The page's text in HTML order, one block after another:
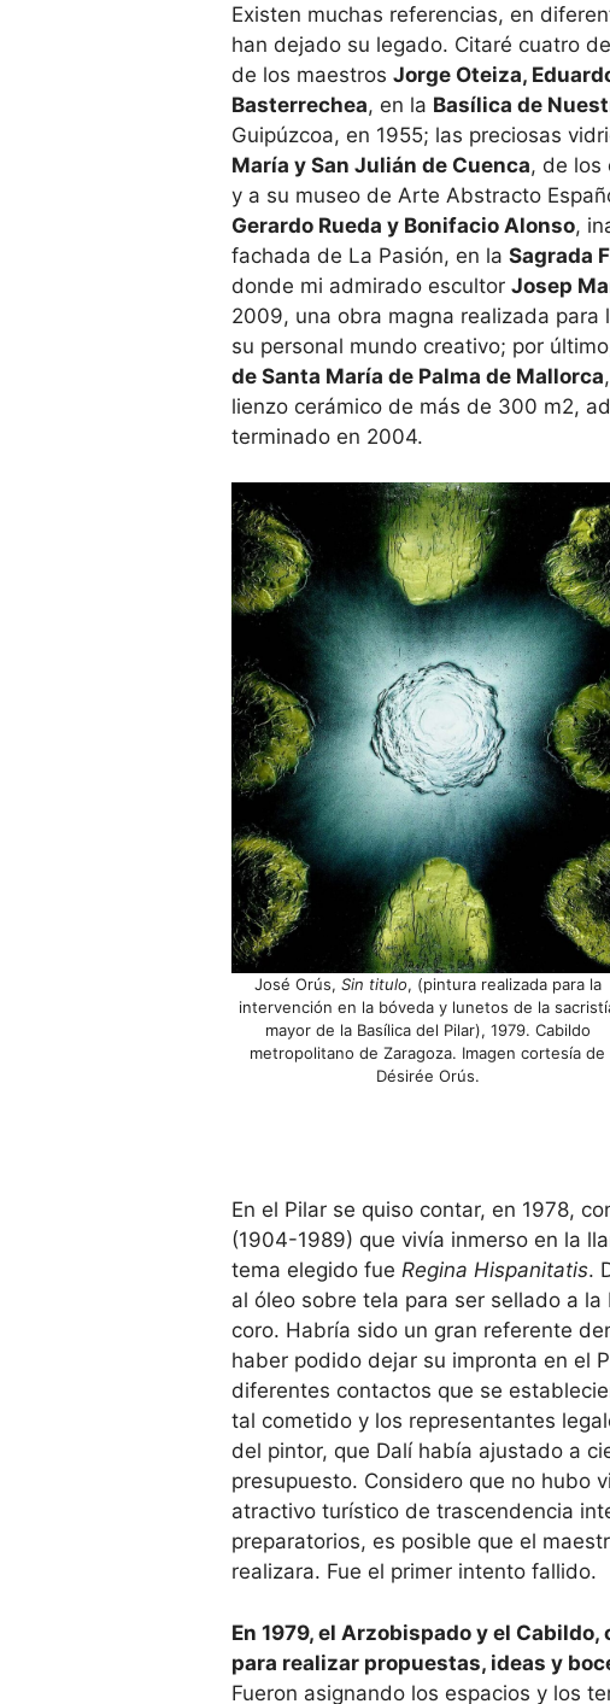
Existen muchas referencias, en
han dejado su legado. Citaré cuatro
de los maestros Jorge Oteiza,
Basterrechea, en la Basílica de
Guipúzcoa, en 1955; las preciosas
María y San Julián de Cuenca, de los
y a su museo de Arte Abstracto
Gerardo Rueda y Bonifacio Alonso,
fachada de La Pasión, en la Sagrada
donde mi admirado escultor Josep
2009, una obra magna realizada
su personal mundo creativo; por
de Santa María de Palma de Mallorca
lienzo cerámico de más de 300 m2,
terminado en 2004.
José Orús, Sin titulo, (pintura realizada para la
intervención en la bóveda y lunetos de la
mayor de la Basílica del Pilar), 1979. Cabildo
metropolitano de Zaragoza. Imagen cortesía de
Désirée Orús.
En el Pilar se quiso contar, en 1978,
(1904­-1989) que vivía inmerso en la
tema elegido fue Regina Hispanitatis.
al óleo sobre tela para ser sellado a
coro. Habría sido un gran referente
haber podido dejar su impronta en el
diferentes contactos que se
tal cometido y los representantes
del pintor, que Dalí había ajustado a
presupuesto. Considero que no hubo
atractivo turístico de trascendencia
preparatorios, es posible que el
realizara. Fue el primer intento fallido.
En 1979, el Arzobispado y el
para realizar propuestas, ideas y
Fueron asig­nando los espacios y los